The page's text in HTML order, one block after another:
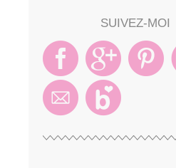
SUIVEZ-MOI